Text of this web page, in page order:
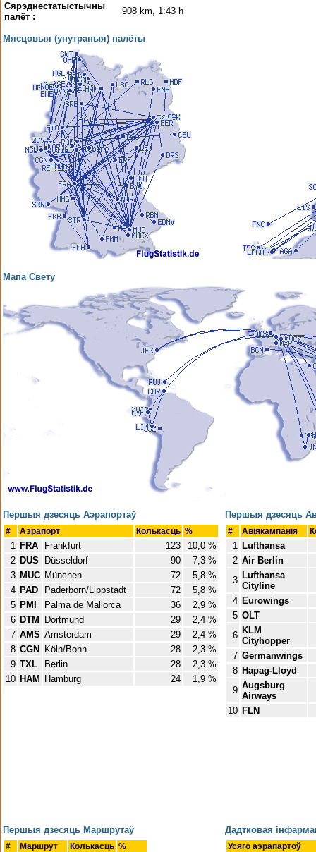
Сярэднестатыстычны
палёт :
908 km, 1:43 h
Мясцовыя (унутраныя) палёты
Мапа Свету
Першыя дзесяць Аэрапортаў
# Аэрапорт Колькасць %
1 FRA Frankfurt 123
10,0 %
2 DUS Düsseldorf 90
7,3 %
3 MUC München 72
5,8 %
4 PAD Paderborn/Lippstadt 72
5,8 %
5 PMI Palma de Mallorca 36
2,9 %
6 DTM Dortmund 29
2,4 %
7 AMS Amsterdam 29
2,4 %
8 CGN Köln/Bonn 28
2,3 %
9 TXL Berlin 28
2,3 %
10 HAM Hamburg 24 1,9 %
Першыя дзесяць
# Авіякампанія
1 Lufthansa
2 Air Berlin
3 Lufthansa
Cityline
4 Eurowings
5 OLT
6 KLM
Cityhopper
7 Germanwings
8 Hapag-Lloyd
9 Augsburg
Airways
10 FLN
Першыя дзесяць Маршрутаў
# Маршрут Колькасць %
Дадтковая
Усяго аэрапартоў